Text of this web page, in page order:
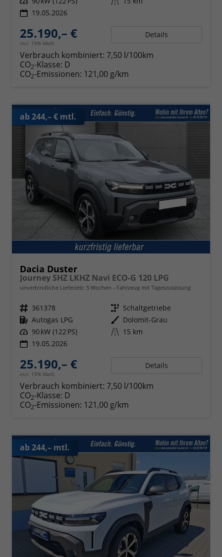
19.05.2026
25.190,– €
incl. 19% MwSt.
Details
Verbrauch kombiniert: 7,50 l/100km
CO2-Klasse: D
CO2-Emissionen: 121,00 g/km
ab 244,– € mtl.
Dacia Duster
Journey SHZ LKHZ Navi ECO-G 120 LPG
unverbindliche Lieferzeit: 5 Wochen Fahrzeug mit Tageszulassung
Fahrzeugnr. 361378 Getriebe Schaltgetriebe
Kraftstoff Autogas LPG Außenfarbe Dolomit-Grau
Leistung 90 kW (122 PS) Kilometerstand 15 km
19.05.2026
25.190,– €
incl. 19% MwSt.
Details
Verbrauch kombiniert: 7,50 l/100km
CO2-Klasse: D
CO2-Emissionen: 121,00 g/km
ab 244,– mtl.